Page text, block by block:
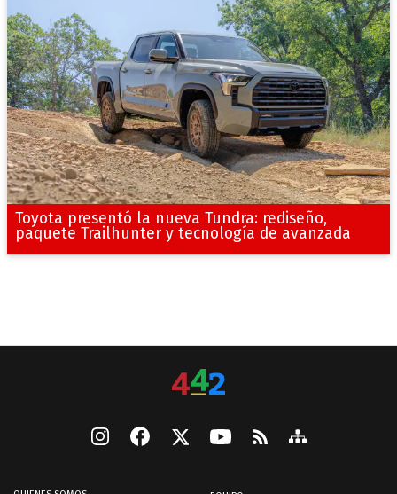
Toyota presentó la nueva Tundra: rediseño,
paquete Trailhunter y tecnología de avanzada